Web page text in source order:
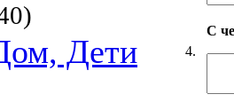
Дети 4.
С